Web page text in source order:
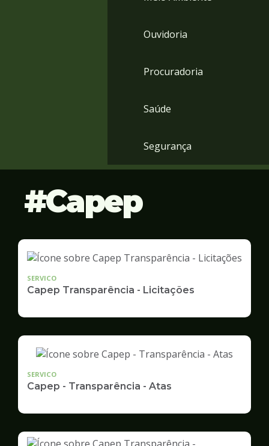
Ouvidoria
Procuradoria
Saúde
Segurança
Capep
SERVICO
Capep Transparência - Licitações
SERVICO
Capep - Transparência - Atas